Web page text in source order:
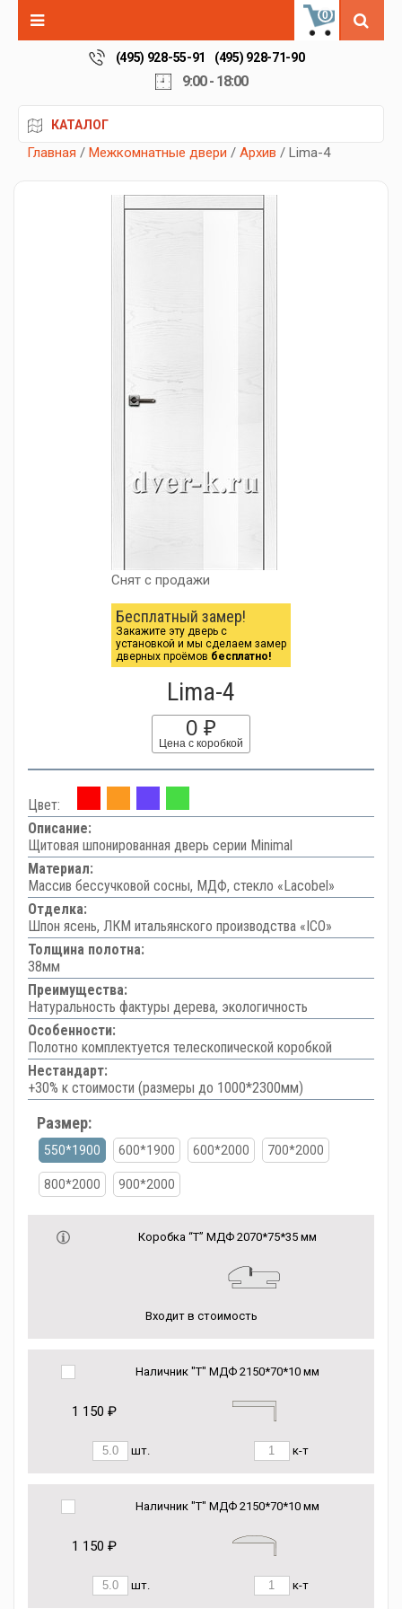
0
(495) 928-55-91 (495) 928-71-90
9:00 - 18:00
КАТАЛОГ
Главная / Межкомнатные двери / Архив / Lima-4
Снят с продажи
Бесплатный замер!
Закажите эту дверь с
установкой и мы сделаем замер
дверных проёмов бесплатно!
Lima-4
0 ₽
Цена с коробкой
Цвет:
Описание:
Щитовая шпонированная дверь серии Minimal
Материал:
Массив бессучковой сосны, МДФ, стекло «Lacobel»
Отделка:
Шпон ясень, ЛКМ итальянского производства «ICO»
Толщина полотна:
38мм
Преимущества:
Натуральность фактуры дерева, экологичность
Особенности:
Полотно комплектуется телескопической коробкой
Нестандарт:
+30% к стоимости (размеры до 1000*2300мм)
Размер:
550*1900 600*1900 600*2000 700*2000
800*2000 900*2000
Коробка “Т” МДФ 2070*75*35 мм
Входит в стоимость
Наличник "Т" МДФ 2150*70*10 мм
1 150 ₽
шт. к-т
Наличник "Т" МДФ 2150*70*10 мм
1 150 ₽
шт. к-т